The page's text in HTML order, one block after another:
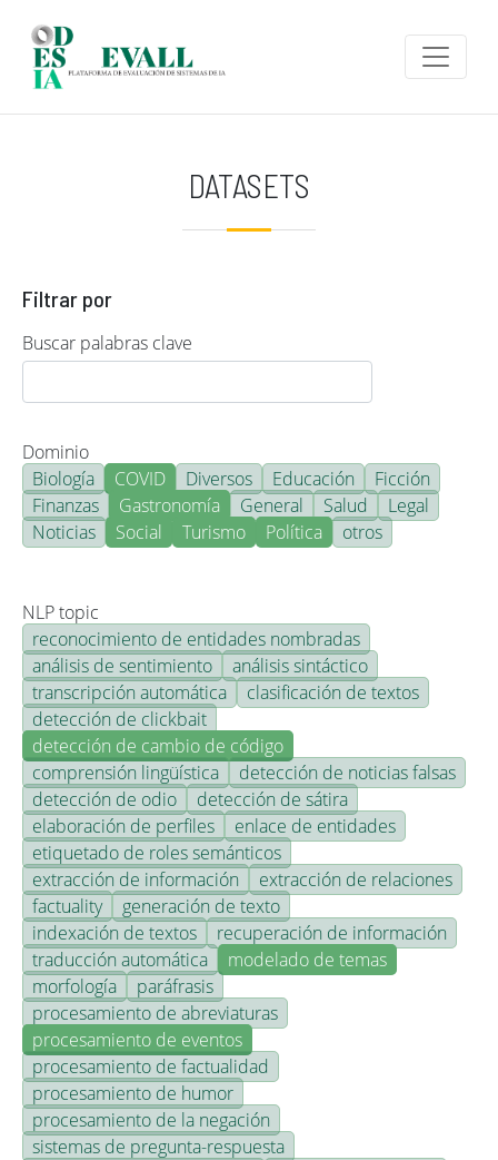
DATASETS
Filtrar por
Buscar palabras clave
Dominio
Biología
COVID Diversos Educación
Ficción
Finanzas
Gastronomía General Salud
Legal
Noticias
Social Turismo Política otros
NLP topic
reconocimiento de entidades nombradas
análisis de sentimiento
análisis sintáctico
transcripción automática
clasificación de textos
detección de clickbait
detección de cambio de código
comprensión lingüística
detección de noticias falsas
detección de odio
detección de sátira
elaboración de perfiles
enlace de entidades
etiquetado de roles semánticos
extracción de información
extracción de relaciones
factuality
generación de texto
indexación de textos
recuperación de información
traducción automática
modelado de temas
morfología
paráfrasis
procesamiento de abreviaturas
procesamiento de eventos
procesamiento de factualidad
procesamiento de humor
procesamiento de la negación
sistemas de pregunta-respuesta